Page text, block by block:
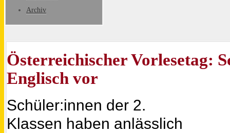
Archiv
Österreichischer Vorlesetag:
Englisch vor
Schüler:innen der 2.
Klassen haben anlässlich